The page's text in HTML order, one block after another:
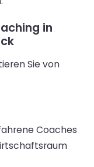
in
Sie von
Coaches